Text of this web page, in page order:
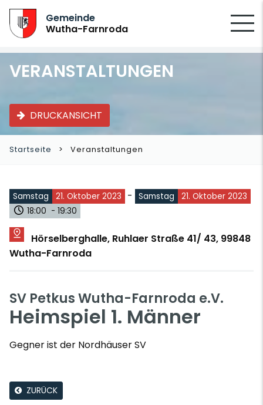
Gemeinde
Wutha-Farnroda
VERANSTALTUNGEN
DRUCKANSICHT
Startseite Veranstaltungen
Samstag 21. Oktober 2023 - Samstag
21. Oktober 2023
18:00 - 19:30
Hörselberghalle, Ruhlaer Straße 41/ 43, 99848
Wutha-Farnroda
SV Petkus Wutha-Farnroda e.V.
Heimspiel 1. Männer
Gegner ist der Nordhäuser SV
ZURÜCK